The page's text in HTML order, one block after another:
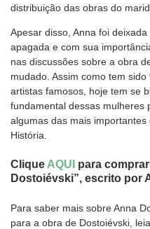
distribuição das obras do
Apesar disso, Anna foi
apagada e com sua
nas discussões sobre a obra
mudado. Assim como tem
artistas famosos, hoje tem se
fundamental dessas mulheres
algumas das mais
História.
Clique AQUI para
Dostoiévski”, escrito por
Para saber mais sobre Anna
para a obra de Dostoiévski,